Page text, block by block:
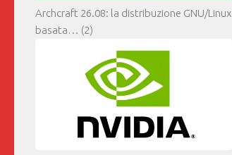
Archcraft 26.08: la distribuzione GNU/Linux
basata… (2)